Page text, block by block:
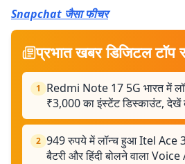
Snapchat जैसा फीचर
प्रभात खबर डिजिटल टॉप
1
Redmi Note 17 5G भारत में
₹3,000 का इंस्टेंट डिस्काउंट, देखें
2 949 रुपये में लॉन्च हुआ Itel Ace
बैटरी और हिंदी बोलने वाला